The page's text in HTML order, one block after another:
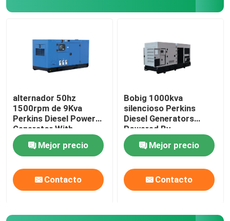
alternador 50hz
1500rpm de 9Kva
Perkins Diesel Power
Generator With
Stamford
Mejor precio
Contacto
Bobig 1000kva
silencioso Perkins
Diesel Generators
Powered By
4008TAG2A
Mejor precio
Contacto